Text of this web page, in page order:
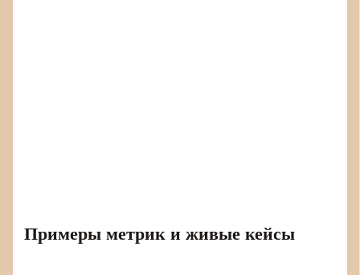
Примеры метрик и живые кейсы